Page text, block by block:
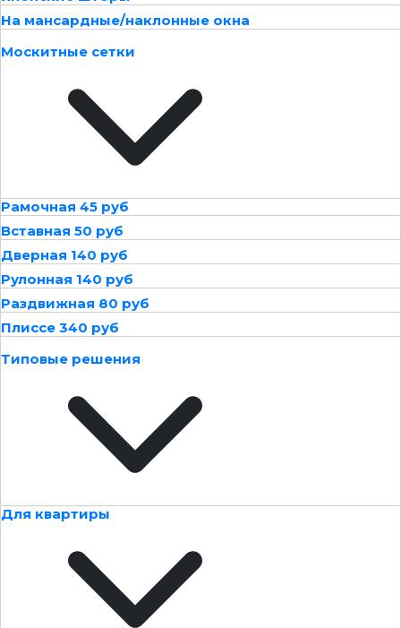
На мансардные/наклонные окна
Москитные сетки
Рамочная 45 руб
Вставная 50 руб
Дверная 140 руб
Рулонная 140 руб
Раздвижная 80 руб
Плиссе 340 руб
Типовые решения
Для квартиры